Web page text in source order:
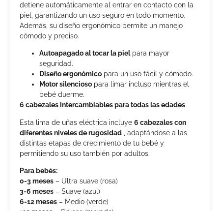
detiene automáticamente al entrar en contacto con la
piel, garantizando un uso seguro en todo momento.
Además, su diseño ergonómico permite un manejo
cómodo y preciso.
Autoapagado al tocar la pielpara mayor
seguridad.
Diseño ergonómico para un uso fácil y cómodo.
Motor silencioso para limar incluso mientras el
bebé duerme.
6 cabezales intercambiables para todas las edades
Esta lima de uñas eléctrica incluye 6 cabezales con
diferentes niveles de rugosidad , adaptándose a las
distintas etapas de crecimiento de tu bebé y
permitiendo su uso también por adultos.
Para bebés:
0-3 meses – Ultra suave (rosa)
3-6 meses – Suave (azul)
6-12 meses – Medio (verde)